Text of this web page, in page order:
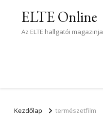
ELTE Online
Az ELTE hallgatói magazinja
Kezdőlap természetfilm